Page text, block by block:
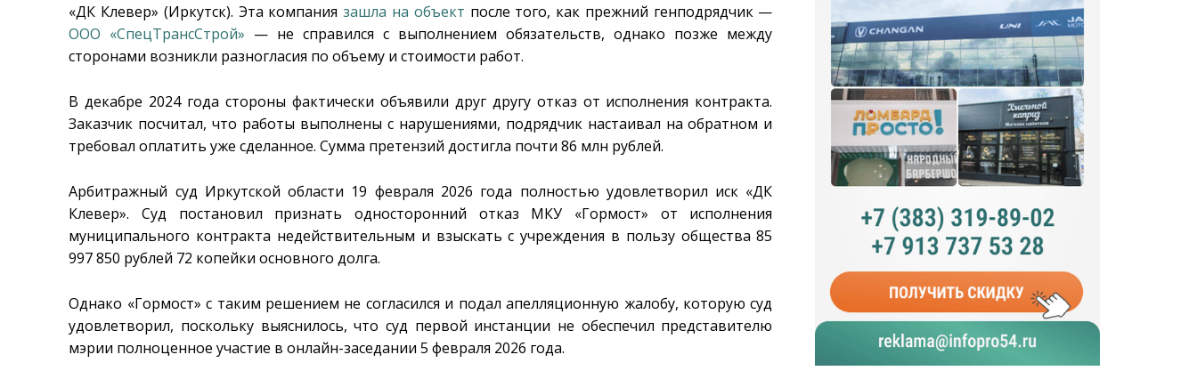
«ДК Клевер» (Иркутск). Эта компаниязашла на объект после того, как прежний генподрядчик —
ООО «СпецТрансСтрой» — не справился с выполнением обязательств, однако позже между
сторонами возникли разногласия по объему и стоимости работ.
В декабре 2024 года стороны фактически объявили друг другу отказ от исполнения контракта.
Заказчик посчитал, что работы выполнены с нарушениями, подрядчик настаивал на обратном и
требовал оплатить уже сделанное. Сумма претензий достигла почти 86 млн рублей.
Арбитражный суд Иркутской области 19 февраля 2026 года полностью удовлетворил иск «ДК
Клевер». Суд постановил признать односторонний отказ МКУ «Гормост» от исполнения
муниципального контракта недействительным и взыскать с учреждения в пользу общества 85
997 850 рублей 72 копейки основного долга.
Однако «Гормост» с таким решением не согласился и подал апелляционную жалобу, которую суд
удовлетворил, поскольку выяснилось, что суд первой инстанции не обеспечил представителю
мэрии полноценное участие в онлайн-заседании 5 февраля 2026 года.